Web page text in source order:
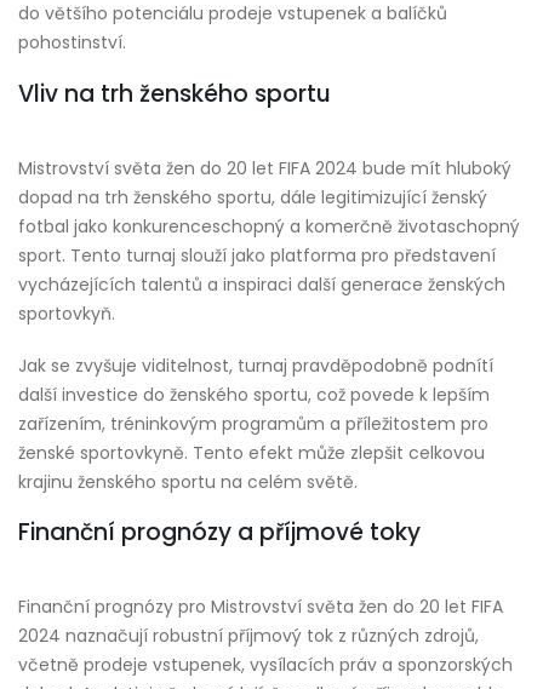
do většího potenciálu prodeje vstupenek a balíčků
pohostinství.
Vliv na trh ženského sportu
Mistrovství světa žen do 20 let FIFA 2024 bude mít hluboký
dopad na trh ženského sportu, dále legitimizující ženský
fotbal jako konkurenceschopný a komerčně životaschopný
sport. Tento turnaj slouží jako platforma pro představení
vycházejících talentů a inspiraci další generace ženských
sportovkyň.
Jak se zvyšuje viditelnost, turnaj pravděpodobně podnítí
další investice do ženského sportu, což povede k lepším
zařízením, tréninkovým programům a příležitostem pro
ženské sportovkyně. Tento efekt může zlepšit celkovou
krajinu ženského sportu na celém světě.
Finanční prognózy a příjmové toky
Finanční prognózy pro Mistrovství světa žen do 20 let FIFA
2024 naznačují robustní příjmový tok z různých zdrojů,
včetně prodeje vstupenek, vysílacích práv a sponzorských